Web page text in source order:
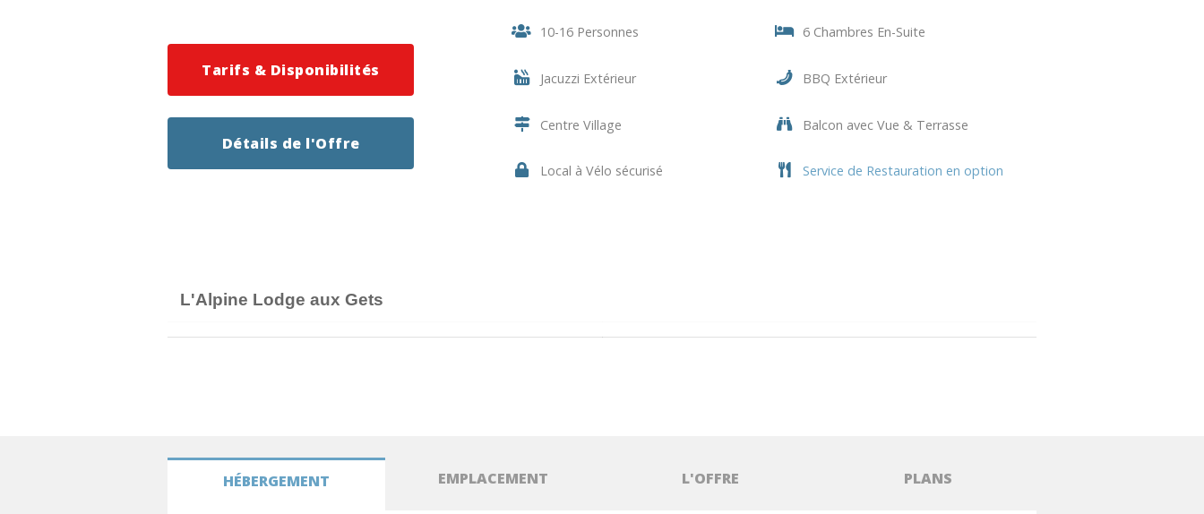
Tarifs & Disponibilités
Détails de l'Offre
10-16 Personnes 6 Chambres En-Suite
Jacuzzi Extérieur BBQ Extérieur
Centre Village Balcon avec Vue & Terrasse
Local à Vélo sécurisé Service de Restauration en option
L'Alpine Lodge aux Gets
HÉBERGEMENT EMPLACEMENT L'OFFRE PLANS